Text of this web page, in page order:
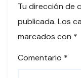
Tu dirección de
publicada. Los
marcados con *
Comentario *